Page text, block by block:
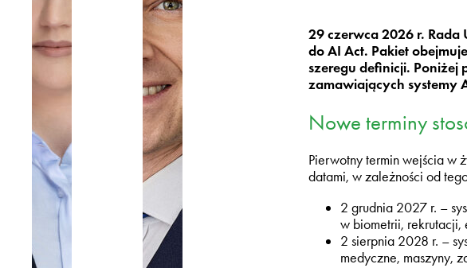
29 czerwca 2026 r.
do AI Act. Pakiet
szeregu definicji.
zamawiających systemy
Nowe terminy
Pierwotny termin wejścia w
datami, w zależności od
2 grudnia 2027 r. –
w biometrii,
2 sierpnia 2028 r. –
medyczne, maszyny,